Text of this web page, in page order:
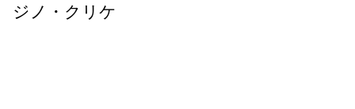
ジノ・クリケ